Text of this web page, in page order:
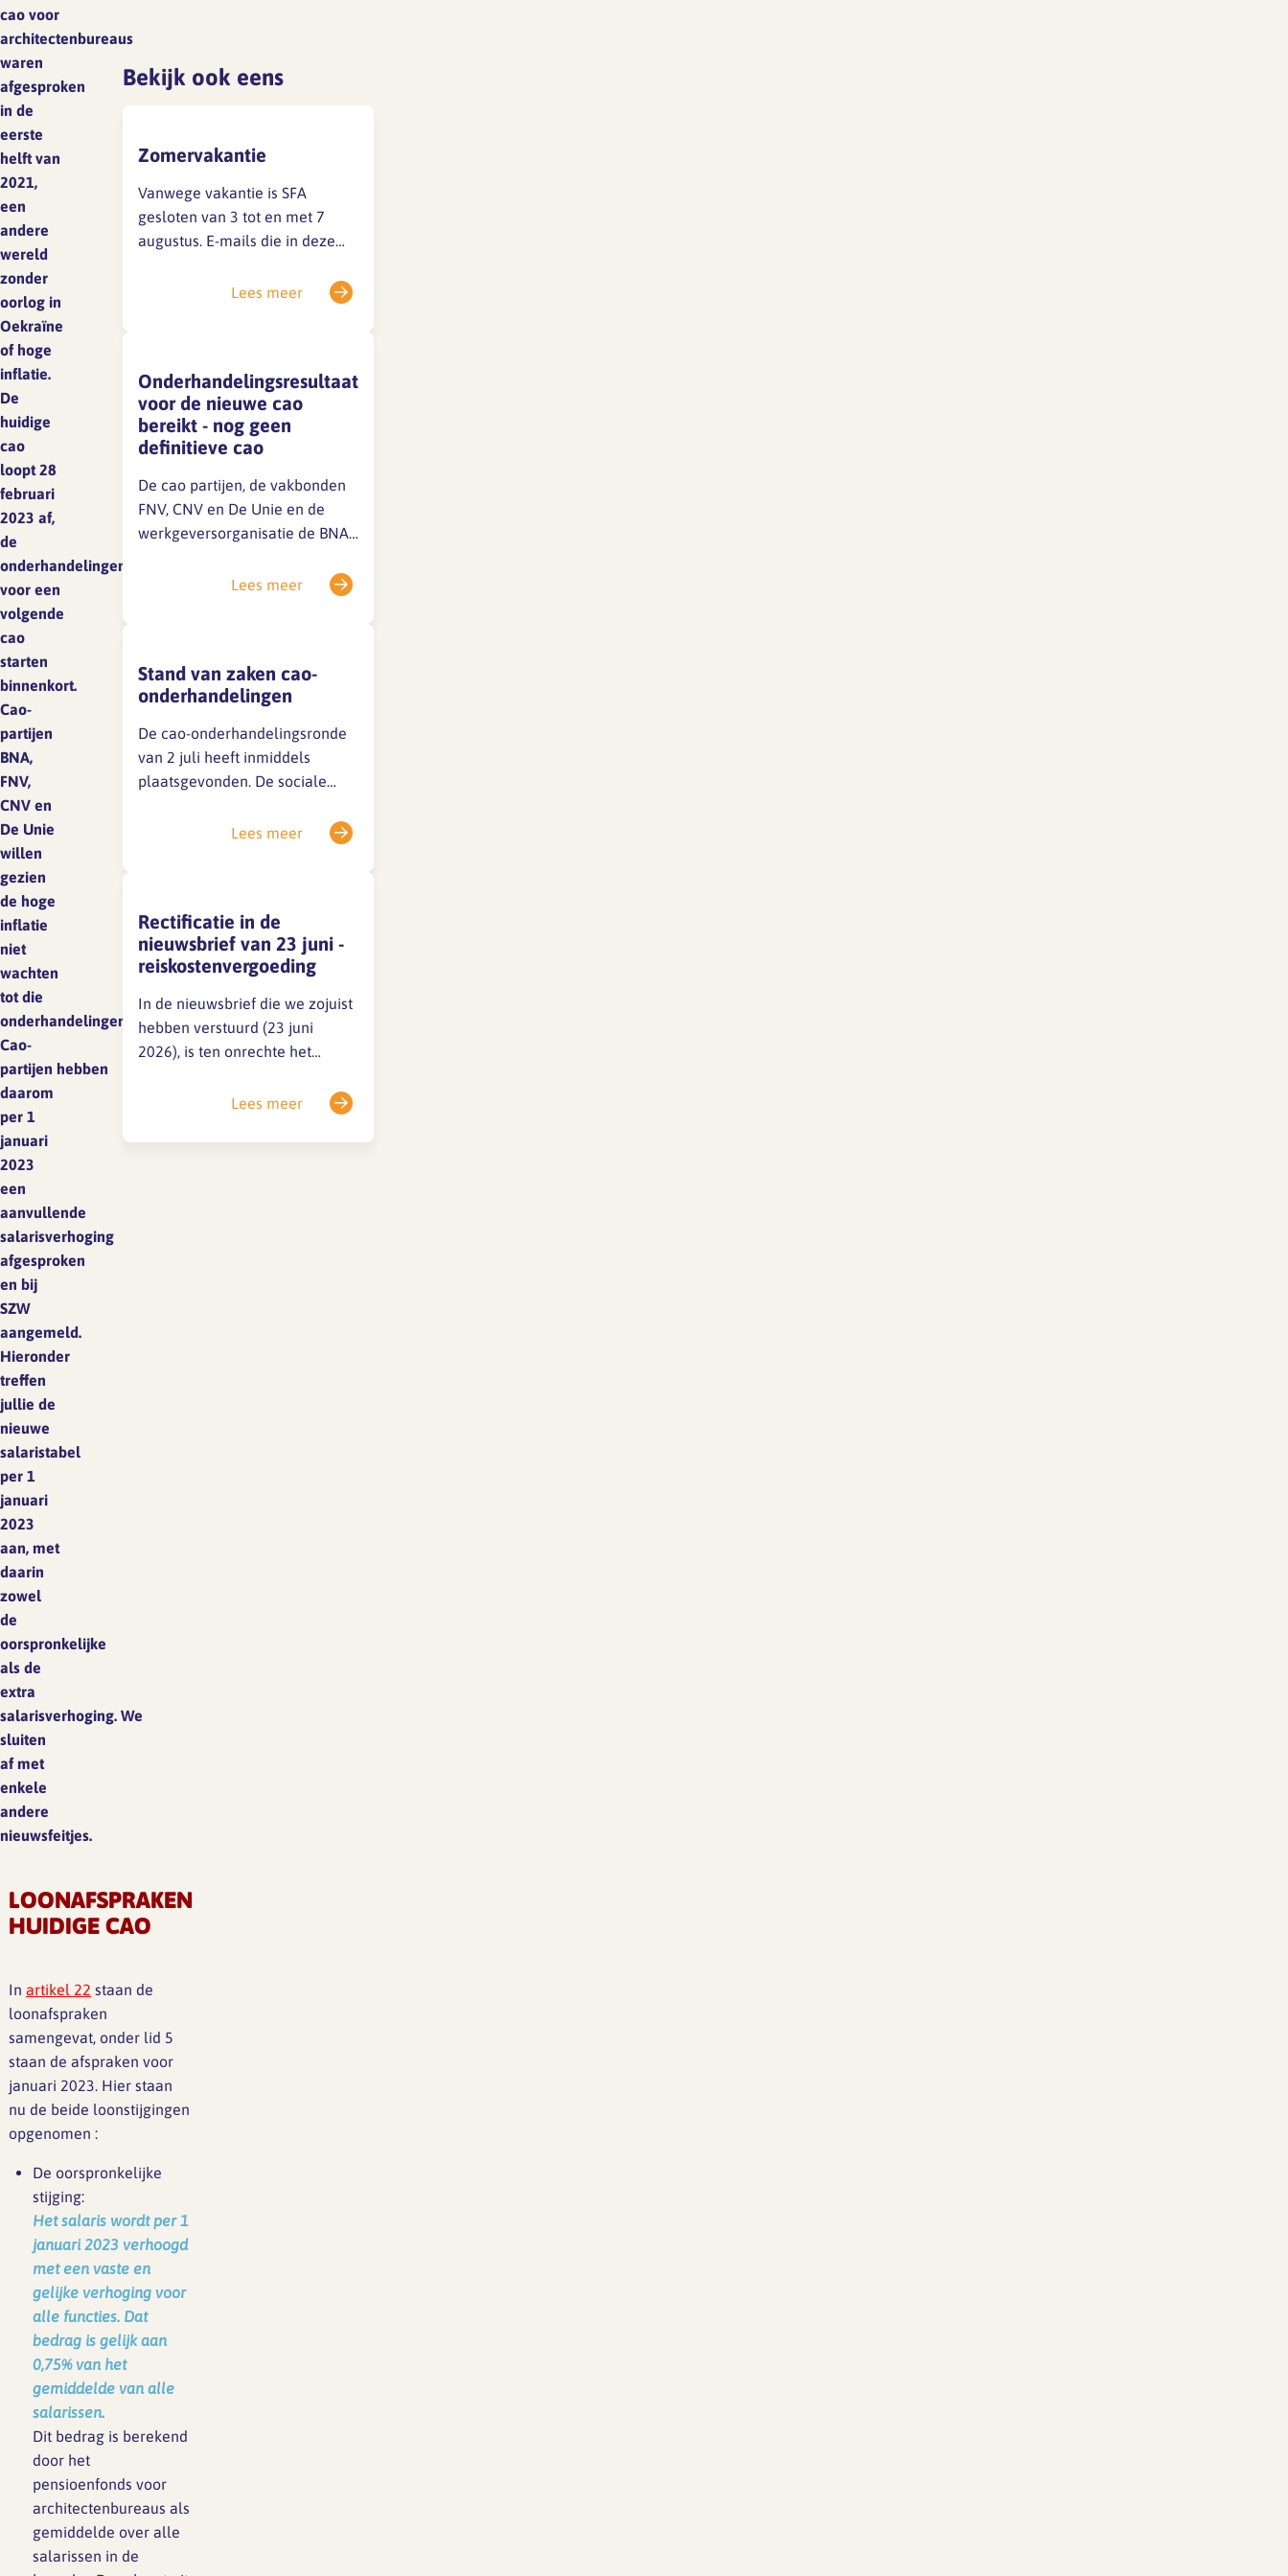
Lief en leed
Branche analyse en
onderzoek
Rapport Arbeidszaken 2025
Rapport Arbeidszaken 2024
Rapport Arbeidszaken 2023
Sectoranalyse
Jaarrapportage
Ontwerpsector 2025
Media en magazine
SFA magazine The Human
Factor
Boekentips
Podcasttips
Gedragscode
Vertrouwenspersoon
Handreikingen
Kantooromgeving
Maatregelen
cao voor
architectenbureaus
waren
afgesproken
in de
eerste
helft van
2021,
een
andere
wereld
zonder
oorlog in
Oekraïne
of hoge
inflatie.
De
huidige
cao
loopt 28
februari
2023 af,
de
onderhandelingen
voor een
volgende
cao
starten
binnenkort.
Cao-
partijen
BNA,
FNV,
CNV en
De Unie
willen
gezien
de hoge
inflatie
niet
wachten
tot die
onderhandelingen.
Cao-
partijen hebben
daarom
per 1
januari
2023
een
aanvullende
salarisverhoging
afgesproken
en bij
SZW
aangemeld.
Hieronder
treffen
jullie de
nieuwe
salaristabel
per 1
januari
2023
aan, met
daarin
zowel
de
oorspronkelijke
als de
extra
salarisverhoging. We
sluiten
af met
enkele
andere
nieuwsfeitjes.
LOONAFSPRAKEN
HUIDIGE CAO
In artikel 22 staan de
loonafspraken
samengevat, onder lid 5
staan de afspraken voor
januari 2023. Hier staan
nu de beide loonstijgingen
opgenomen :
De oorspronkelijke
stijging:
Het salaris wordt per 1
januari 2023 verhoogd
met een vaste en
gelijke verhoging voor
alle functies. Dat
bedrag is gelijk aan
0,75% van het
gemiddelde van alle
salarissen.
Dit bedrag is berekend
door het
pensioenfonds voor
architectenbureaus als
gemiddelde over alle
salarissen in de
Bekijk ook eens
Zomervakantie
Vanwege vakantie is SFA
gesloten van 3 tot en met 7
augustus. E-mails die in deze
dan niet worden behandeld.
voordat je een reactie ontvangt.
Is je…
Lees meer
Onderhandelingsresultaat
voor de nieuwe cao
bereikt - nog geen
definitieve cao
De cao partijen, de vakbonden
FNV, CNV en De Unie en de
werkgeversorganisatie de BNA,
onderhandelingsresultaat voor
voorgelegd. Er is dus nog geen
definitieve cao. Mocht je
vragen hebben over de inhoud
van het…
Lees meer
Stand van zaken cao-
onderhandelingen
De cao-onderhandelingsronde
van 2 juli heeft inmiddels
plaatsgevonden. De sociale
akkoord gekomen, maar de
nieuwsitem op onze website en
op LinkedIn.Houd deze kanalen
dus zeker in…
Lees meer
Rectificatie in de
nieuwsbrief van 23 juni -
reiskostenvergoeding
In de nieuwsbrief die we zojuist
hebben verstuurd (23 juni
2026), is ten onrechte het
onjuist, werknemers hebben
grond van de wet noch op
Lees meer